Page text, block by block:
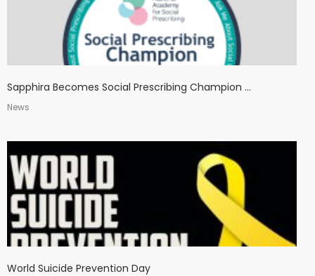
Sapphira Becomes Social Prescribing Champion ...
News
World Suicide Prevention Day